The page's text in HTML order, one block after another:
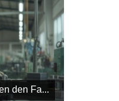
den Fa...